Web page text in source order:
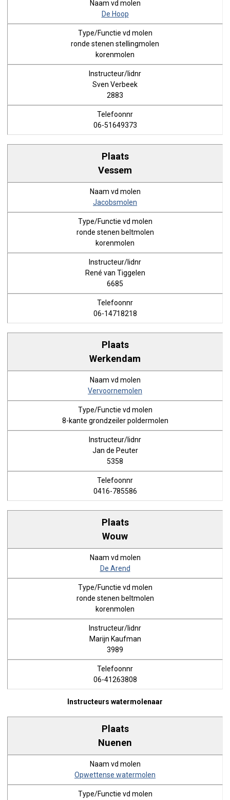
De Hoop
ronde stenen stellingmolen
korenmolen
Sven Verbeek
2883
06-51649373
Vessem
Jacobsmolen
ronde stenen beltmolen
korenmolen
René van Tiggelen
6685
06-14718218
Werkendam
Vervoornemolen
8-kante grondzeiler poldermolen
Jan de Peuter
5358
0416-785586
Wouw
De Arend
ronde stenen beltmolen
korenmolen
Marijn Kaufman
3989
06-41263808
Instructeurs watermolenaar
Nuenen
Opwettense watermolen